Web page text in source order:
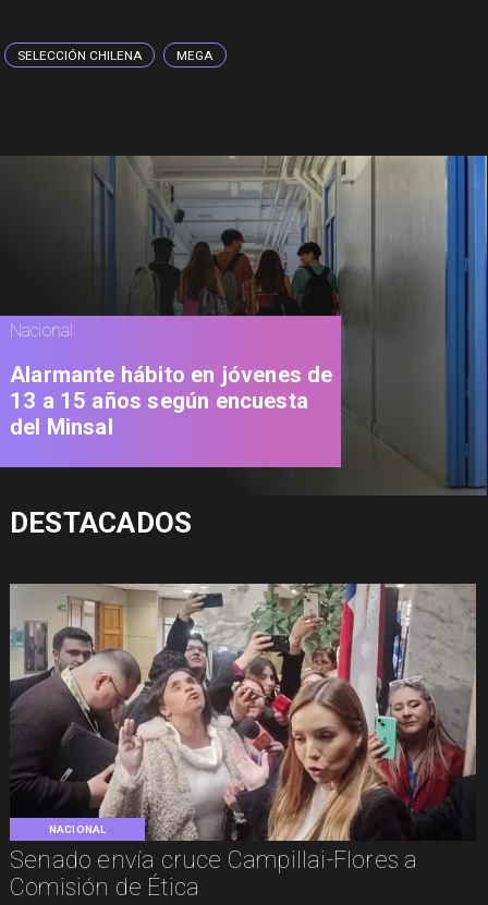
SELECCIÓN CHILENA MEGA
NACIONAL
Senado envía cruce Campillai-Flores a
Comisión de Ética
Nacional
Alarmante hábito en jóvenes de
13 a 15 años según encuesta
del Minsal
DESTACADOS